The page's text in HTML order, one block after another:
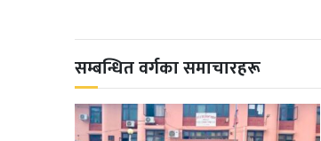
सम्बन्धित वर्गका समाचारहरू